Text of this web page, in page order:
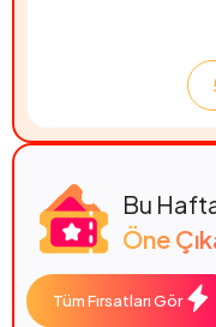
Bu
Öne
Tüm Fırsatları Gör